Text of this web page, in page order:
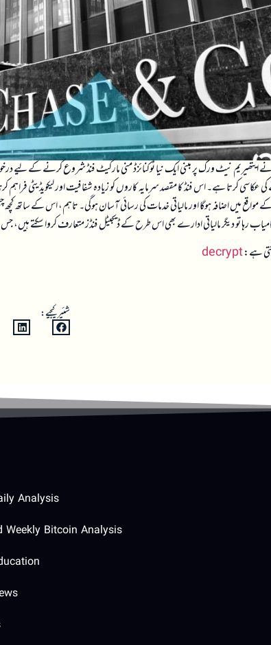
ایتھیریم نیٹ ورک پر مبنی ایک نیا ٹوکنائزڈ منی مارکیٹ فنڈ شروع کرنے کے لیے
عکاسی کرتا ہے۔ اس فنڈ کا مقصد سرمایہ کاروں کو زیادہ شفافیت اور لیکویڈیٹی
میں اضافہ ہوگا اور مالیاتی خدمات کی رسائی آسان ہوگی۔ تاہم، اس کے ساتھ
رہا تو دیگر مالیاتی ادارے بھی اس طرح کے ڈیجیٹل فنڈز متعارف کروا سکتے ہیں،
ہے:decrypt
شئیر کیجیے:
Analysis
Weekly Bitcoin Analysis